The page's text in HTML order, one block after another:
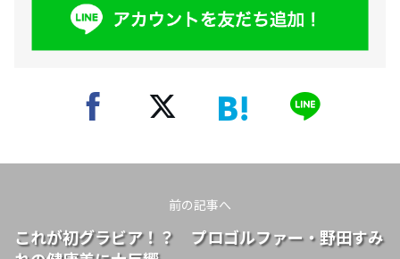
前の記事へ
これが初グラビア！？ プロゴルファー・野田すみ